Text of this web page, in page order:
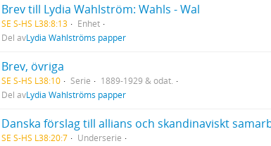
Brev till Lydia Wahlström: Wahls - Wal
SE S-HS L38:8:13
Enhet
Del avLydia Wahlströms papper
Brev, övriga
SE S-HS L38:10 Serie
1889-1929 & odat.
Del avLydia Wahlströms papper
SE S-HS L38:20:7
Underserie